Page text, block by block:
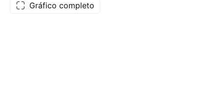
Gráfico completo